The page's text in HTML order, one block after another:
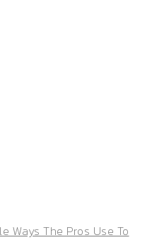
Ways The Pros Use To